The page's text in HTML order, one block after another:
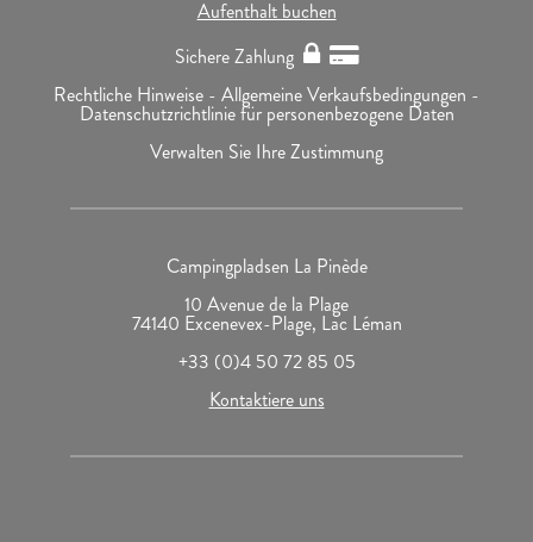
Aufenthalt buchen
Sichere Zahlung
Rechtliche Hinweise - Allgemeine Verkaufsbedingungen -
Datenschutzrichtlinie für personenbezogene Daten
Verwalten Sie Ihre Zustimmung
Campingpladsen La Pinède
10 Avenue de la Plage
74140 Excenevex-Plage, Lac Léman
+33 (0)4 50 72 85 05
Kontaktiere uns